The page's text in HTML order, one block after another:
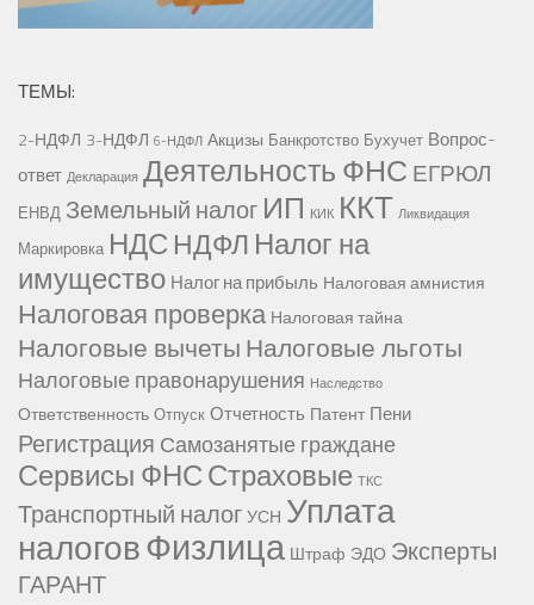
ТЕМЫ:
2-НДФЛ 3-НДФЛ 6-НДФЛ Акцизы Банкротство Бухучет Вопрос-
ответ Декларация Деятельность ФНС ЕГРЮЛ
ЕНВД Земельный налог ИП КИК ККТ Ликвидация
Маркировка НДС НДФЛ Налог на
имущество Налог на прибыль Налоговая амнистия
Налоговая проверка Налоговая тайна
Налоговые вычетыНалоговые льготы
Налоговые правонарушения Наследство
Ответственность Отпуск Отчетность Патент Пени
Регистрация Самозанятые граждане
Сервисы ФНССтраховые ТКС
Транспортный налогУСН Уплата
налоговФизлица Штраф ЭДО Эксперты
ГАРАНТ